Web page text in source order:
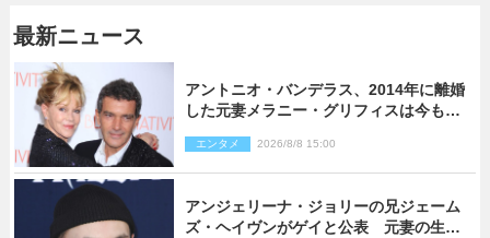
最新ニュース
アントニオ・バンデラス、2014年に離婚
した元妻メラニー・グリフィスは今も
エンタメ 2026/8/8 15:00
アンジェリーナ・ジョリーの兄ジェーム
ズ・ヘイヴンがゲイと公表 元妻の生配